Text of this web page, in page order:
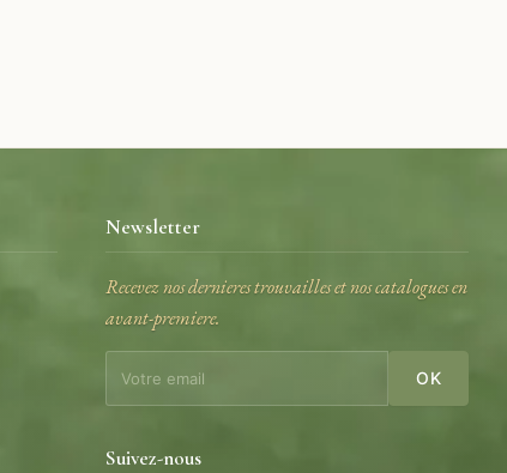
Newsletter
Recevez nos dernieres trouvailles et nos catalogues en
avant-premiere.
OK
Suivez-nous